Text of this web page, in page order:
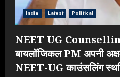
India Latest Political
NEET UG
बायलॉजिकल PM अपनी
NEET-UG काउंसलिंग